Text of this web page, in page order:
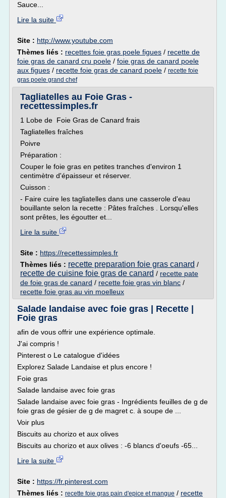
Sauce...
Lire la suite
Site : http://www.youtube.com
Thèmes liés : recettes foie gras poele figues / recette de
foie gras de canard cru poele / foie gras de canard poele
aux figues / recette foie gras de canard poele / recette foie
gras poele grand chef
Tagliatelles au Foie Gras -
recettessimples.fr
1 Lobe de Foie Gras de Canard frais
Tagliatelles fraîches
Poivre
Préparation :
Couper le foie gras en petites tranches d'environ 1
centimètre d'épaisseur et réserver.
Cuisson :
- Faire cuire les tagliatelles dans une casserole d'eau
bouillante selon la recette : Pâtes fraîches . Lorsqu'elles
sont prêtes, les égoutter et...
Lire la suite
Site : https://recettessimples.fr
Thèmes liés : recette preparation foie gras canard /
recette de cuisine foie gras de canard / recette pate
de foie gras de canard / recette foie gras vin blanc /
recette foie gras au vin moelleux
Salade landaise avec foie gras | Recette |
Foie gras
afin de vous offrir une expérience optimale.
J'ai compris !
Pinterest o Le catalogue d'idées
Explorez Salade Landaise et plus encore !
Foie gras
Salade landaise avec foie gras
Salade landaise avec foie gras - Ingrédients feuilles de g de
foie gras de gésier de g de magret c. à soupe de ...
Voir plus
Biscuits au chorizo et aux olives
Biscuits au chorizo et aux olives : -6 blancs d'oeufs -65...
Lire la suite
Site : https://fr.pinterest.com
Thèmes liés : recette foie gras pain d'epice et mangue / recette